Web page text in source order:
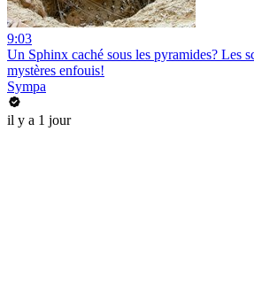
9:03
Un Sphinx caché sous les pyramides? Les
mystères enfouis!
Sympa
il y a 1 jour